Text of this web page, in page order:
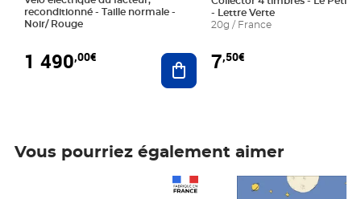
reconditionné - Taille normale -
Noir/ Rouge
1 490,00€ Ajouter au panier
- Lettre Verte
20g / France
7,50€
Vous pourriez également aimer
Prix 7,50€